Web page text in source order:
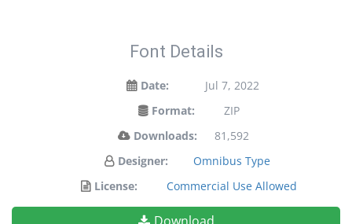
Font Details
Date:
Jul 7, 2022
Format:
ZIP
Downloads:
81,592
Designer:
Omnibus Type
License:
Commercial Use Allowed